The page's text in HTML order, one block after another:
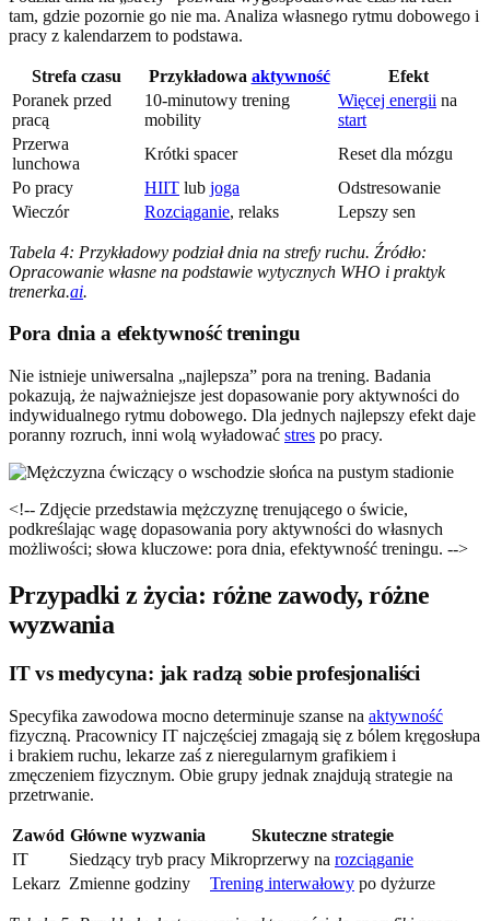
tam, gdzie pozornie go nie ma. Analiza własnego rytmu dobowego i
pracy z kalendarzem to podstawa.
Strefa czasu Przykładowa aktywność
Efekt
Poranek przed
pracą
10-minutowy trening
mobility
Więcej energii na
start
Przerwa
lunchowa
Krótki spacer
Reset dla mózgu
Po pracy
HIIT lub joga
Odstresowanie
Wieczór
Rozciąganie, relaks Lepszy sen
Tabela 4: Przykładowy podział dnia na strefy ruchu. Źródło:
Opracowanie własne na podstawie wytycznych WHO i praktyk
trenerka.ai.
Pora dnia a efektywność treningu
Nie istnieje uniwersalna „najlepsza” pora na trening. Badania
pokazują, że najważniejsze jest dopasowanie pory aktywności do
indywidualnego rytmu dobowego. Dla jednych najlepszy efekt daje
poranny rozruch, inni wolą wyładować stres po pracy.
<!-- Zdjęcie przedstawia mężczyznę trenującego o świcie,
podkreślając wagę dopasowania pory aktywności do własnych
możliwości; słowa kluczowe: pora dnia, efektywność treningu. -->
Przypadki z życia: różne zawody, różne
wyzwania
IT vs medycyna: jak radzą sobie profesjonaliści
Specyfika zawodowa mocno determinuje szanse na aktywność
fizyczną. Pracownicy IT najczęściej zmagają się z bólem kręgosłupa
i brakiem ruchu, lekarze zaś z nieregularnym grafikiem i
zmęczeniem fizycznym. Obie grupy jednak znajdują strategie na
przetrwanie.
Zawód Główne wyzwania
Skuteczne strategie
IT
Siedzący tryb pracy Mikroprzerwy na rozciąganie
Lekarz Zmienne godziny Trening interwałowy po dyżurze